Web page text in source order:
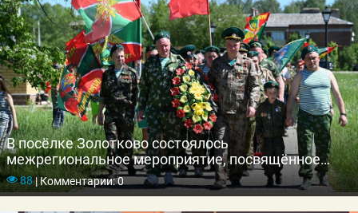
В посёлке Золотково состоялось
межрегиональное мероприятие, посвящённое
Дню пограничника
88|Комментарии: 0